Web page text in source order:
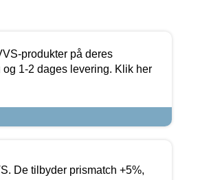
produkter på deres
1-2 dages levering. Klik her
De tilbyder prismatch +5%,